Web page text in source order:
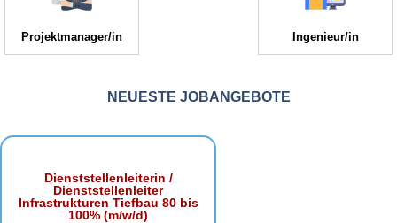
Projektmanager/in Ingenieur/in
NEUESTE JOBANGEBOTE
Dienststellenleiterin /
Dienststellenleiter
Infrastrukturen Tiefbau 80 bis
100% (m/w/d)